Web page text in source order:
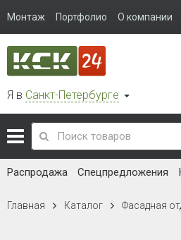
Монтаж Портфолио О компании
Я в Санкт-Петербурге
Распродажа Спецпредложения
Главная Каталог Фасадная